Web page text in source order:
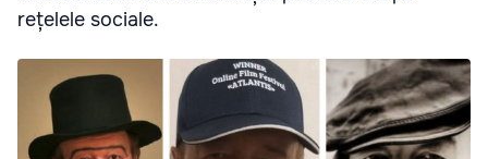
rețelele sociale.